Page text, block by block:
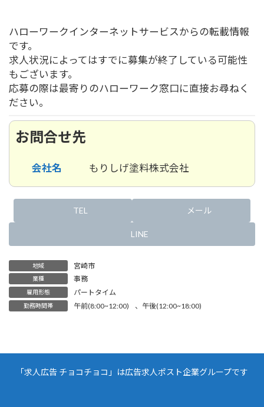
ハローワークインターネットサービスからの転載情報
です。
求人状況によってはすでに募集が終了している可能性
もございます。
応募の際は最寄りのハローワーク窓口に直接お尋ねく
ださい。
お問合せ先
会社名 もりしげ塗料株式会社
TEL メール
LINE
地域 宮崎市
業種 事務
雇用形態 パートタイム
勤務時間帯 午前(8:00~12:00) 、 午後(12:00~18:00)
「求人広告 チョコチョコ」は広告求人ポスト企業グループです